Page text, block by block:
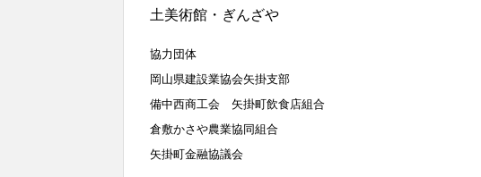
土美術館・ぎんざや
協力団体
岡山県建設業協会矢掛支部
備中西商工会 矢掛町飲食店組合
倉敷かさや農業協同組合
矢掛町金融協議会